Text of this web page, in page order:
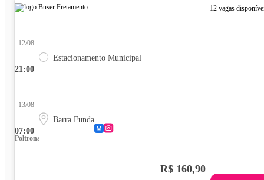
12 vagas
21:00
12/08
Estacionamento Municipal
07:00
13/08
Barra Funda
Poltrona
R$ 160,90